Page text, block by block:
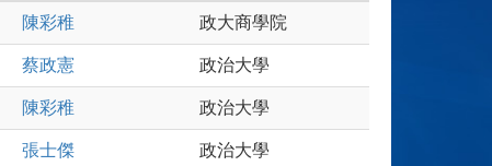
陳彩稚 政大商學院
蔡政憲 政治大學
陳彩稚 政治大學
張士傑 政治大學